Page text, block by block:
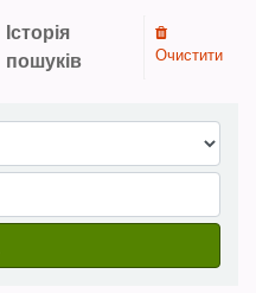
каталог
Історія
пошуків
Очистити